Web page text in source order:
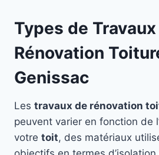
Types de
Rénovation
Genissac
Les travaux de rénovation
peuvent varier en fonction de
votre toit, des matériaux